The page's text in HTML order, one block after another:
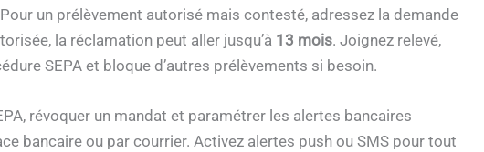
un prélèvement autorisé mais contesté, adressez la demande
la réclamation peut aller jusqu’à 13 mois. Joignez relevé,
SEPA et bloque d’autres prélèvements si besoin.
révoquer un mandat et paramétrer les alertes bancaires
bancaire ou par courrier. Activez alertes push ou SMS pour tout